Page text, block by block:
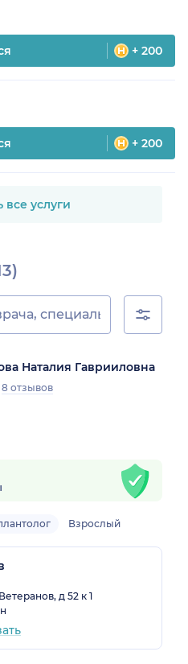
+ 200
+ 200
все услуги
Наталия Гаврииловна
8 отзывов
Взрослый
д 52 к 1